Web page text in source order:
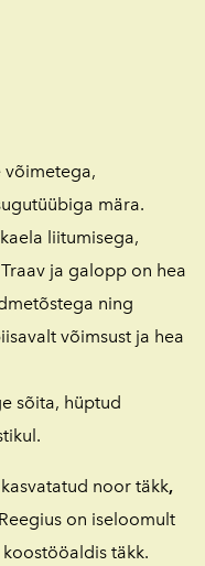
võimetega,
mära.
liitumisega,
ja galopp on hea
ning
võimsust ja hea
sõita, hüptud
noor täkk,
on iseloomult
täkk.